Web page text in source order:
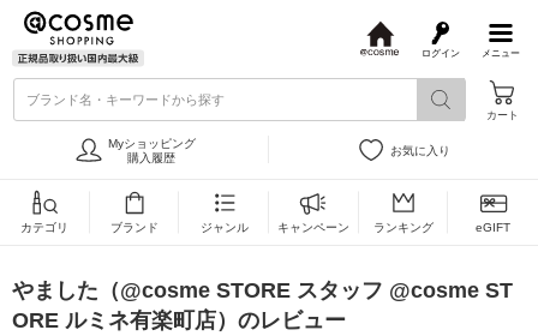
メニュー
ログイン
s
ブランド名・キーワードから探す
カート
Myショッピング
購入履歴
お気に入り
カテゴリ ブランド ジャンル キャンペーン ランキング eGIFT
やました（@cosme STORE スタッフ @cosme ST
ORE ルミネ有楽町店）のレビュー